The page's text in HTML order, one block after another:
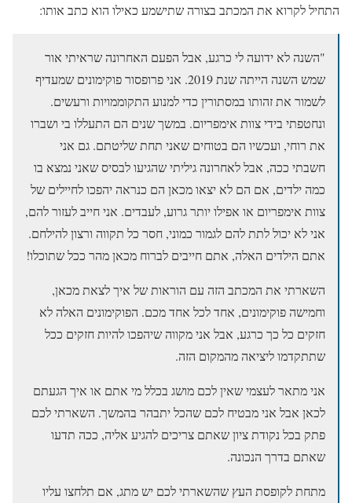
התחיל לקרוא את המכתב בצורה שתישמע כאילו הוא כתב אותו:
"השנה לא ידועה לי כרגע, אבל הפעם האחרונה שראיתי אור
שמש השנה הייתה שנת 2019. אני פרופסור פוקימונים שמעדיף
לשמור את זהותו במסתורין כדי למנוע התקוממויות ורעשים.
ונחטפתי בידי צוות אימפריום. במשך שנים הם התעללו בי ושברו
את רוחי, ועכשיו הם בטוחים שאני תחת שליטתם. גם אני
חשבתי ככה, אבל לאחרונה גיליתי שהגיעו לבסיס שאני נמצא בו
כמה ילדים, אם הם לא יצאו מכאן הם כנראה יהפכו לחיילים של
צוות אימפריום או אפילו יותר גרוע, לעבדים. אני חייב לעזור להם,
אני לא יכול לתת להם לגמור כמוני, חסר כל תקווה ורצון להילחם.
אתם הילדים האלה, אתם חייבים לברוח מכאן מהר ככל שתוכלו!
השארתי את המכתב הזה עם הוראות של איך לצאת מכאן,
וחמישה פוקימונים, אחד לכל אחד מכם. הפוקימונים האלה לא
חזקים כל כך כרגע, אבל אני מקווה שיהפכו להיות חזקים ככל
שתתקדמו ליציאה מהמקום הזה.
אני מתאר לעצמי שאין לכם מושג בכלל מי אתם או איך הגעתם
לכאן אבל אני מבטיח לכם שהכל יתבהר בהמשך. השארתי לכם
פתק בכל נקודת ציון שאתם צריכים להגיע אליה, ככה תדעו
שאתם בדרך הנכונה.
מתחת לקופסת העץ שהשארתי לכם יש מתג, אם תלחצו עליו